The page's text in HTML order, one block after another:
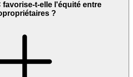
favorise-t-elle l'équité entre
?